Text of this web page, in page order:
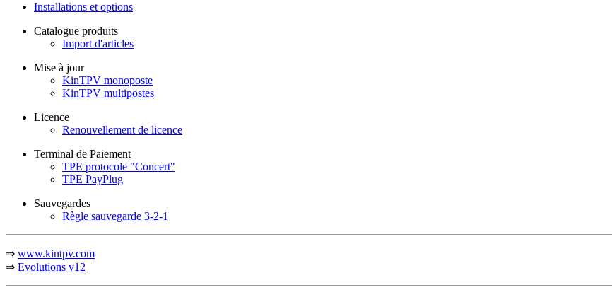
Installations et options
Catalogue produits
Import d'articles
Mise à jour
KinTPV monoposte
KinTPV multipostes
Licence
Renouvellement de licence
Terminal de Paiement
TPE protocole "Concert"
TPE PayPlug
Sauvegardes
Règle sauvegarde 3-2-1
⇒ www.kintpv.com
⇒ Evolutions v12